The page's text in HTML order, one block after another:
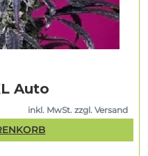
Auto
inkl. MwSt. zzgl. Versand